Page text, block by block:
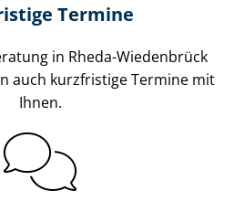
Termine
in Rheda-Wiedenbrück
auch kurzfristige Termine mit
Ihnen.